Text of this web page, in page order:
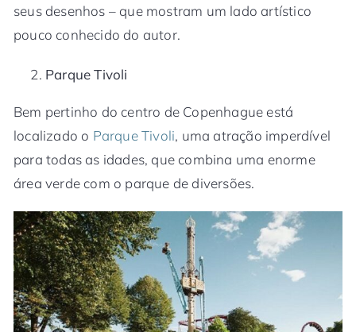
seus desenhos – que mostram um lado artístico
pouco conhecido do autor.
Parque Tivoli
Bem pertinho do centro de Copenhague está
localizado o Parque Tivoli, uma atração imperdível
para todas as idades, que combina uma enorme
área verde com o parque de diversões.